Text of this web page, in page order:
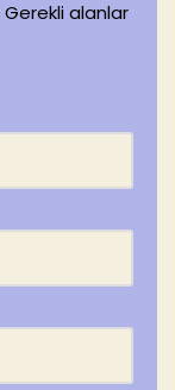
Gerekli alanlar